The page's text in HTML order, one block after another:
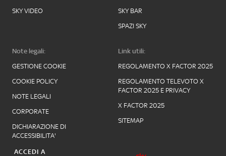
SKY VIDEO
SKY BAR
SPAZI SKY
Note legali:
GESTIONE COOKIE
COOKIE POLICY
NOTE LEGALI
CORPORATE
DICHIARAZIONE DI
ACCESSIBILITA'
Link utili:
REGOLAMENTO X FACTOR 2025
REGOLAMENTO TELEVOTO X
FACTOR 2025 E PRIVACY
X FACTOR 2025
SITEMAP
ACCEDI A